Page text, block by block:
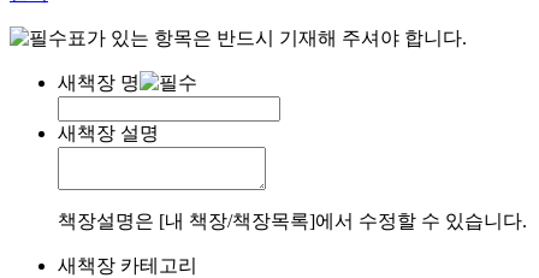
표가 있는 항목은 반드시 기재해 주셔야 합니다.
새책장 명
새책장 설명
책장설명은 [내 책장/책장목록]에서 수정할 수 있습니다.
새책장 카테고리